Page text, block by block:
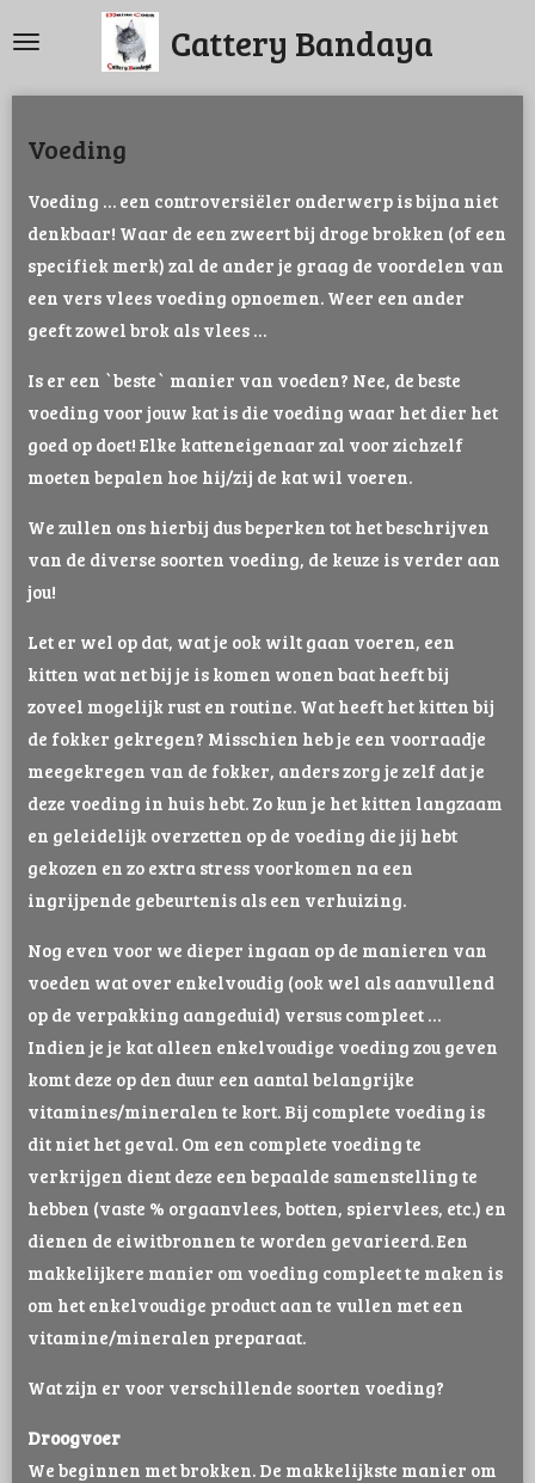
naar
hoofdinhoud
Cattery Bandaya
Voeding
Voeding … een controversiëler onderwerp is bijna niet
denkbaar! Waar de een zweert bij droge brokken (of een
specifiek merk) zal de ander je graag de voordelen van
een vers vlees voeding opnoemen. Weer een ander
geeft zowel brok als vlees …
Is er een `beste` manier van voeden? Nee, de beste
voeding voor jouw kat is die voeding waar het dier het
goed op doet! Elke katteneigenaar zal voor zichzelf
moeten bepalen hoe hij/zij de kat wil voeren.
We zullen ons hierbij dus beperken tot het beschrijven
van de diverse soorten voeding, de keuze is verder aan
jou!
Let er wel op dat, wat je ook wilt gaan voeren, een
kitten wat net bij je is komen wonen baat heeft bij
zoveel mogelijk rust en routine. Wat heeft het kitten bij
de fokker gekregen? Misschien heb je een voorraadje
meegekregen van de fokker, anders zorg je zelf dat je
deze voeding in huis hebt. Zo kun je het kitten langzaam
en geleidelijk overzetten op de voeding die jij hebt
gekozen en zo extra stress voorkomen na een
ingrijpende gebeurtenis als een verhuizing.
Nog even voor we dieper ingaan op de manieren van
voeden wat over enkelvoudig (ook wel als aanvullend
op de verpakking aangeduid) versus compleet …
Indien je je kat alleen enkelvoudige voeding zou geven
komt deze op den duur een aantal belangrijke
vitamines/mineralen te kort. Bij complete voeding is
dit niet het geval. Om een complete voeding te
verkrijgen dient deze een bepaalde samenstelling te
hebben (vaste % orgaanvlees, botten, spiervlees, etc.) en
dienen de eiwitbronnen te worden gevarieerd. Een
makkelijkere manier om voeding compleet te maken is
om het enkelvoudige product aan te vullen met een
vitamine/mineralen preparaat.
Wat zijn er voor verschillende soorten voeding?
Droogvoer
We beginnen met brokken. De makkelijkste manier om